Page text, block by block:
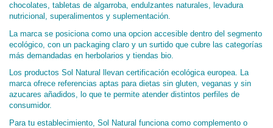
chocolates, tabletas de algarroba, endulzantes naturales, levadura
nutricional, superalimentos y suplementación.
La marca se posiciona como una opcion accesible dentro del segmento
ecológico, con un packaging claro y un surtido que cubre las categorías
más demandadas en herbolarios y tiendas bio.
Los productos Sol Natural llevan certificación ecológica europea. La
marca ofrece referencias aptas para dietas sin gluten, veganas y sin
azucares añadidos, lo que te permite atender distintos perfiles de
consumidor.
Para tu establecimiento, Sol Natural funciona como complemento o